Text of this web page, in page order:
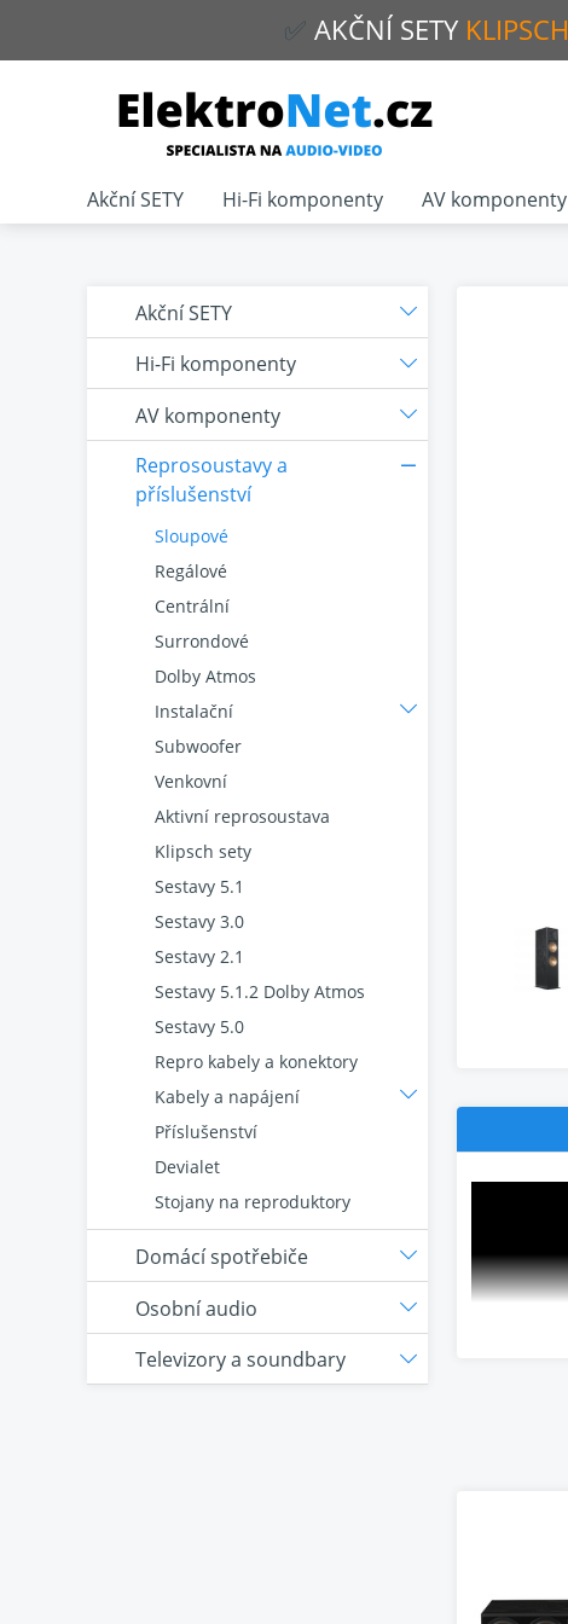
✅ AKČNÍ SETY KLIPSCH
Akční SETY
Hi-Fi komponenty
AV komponenty
Reprosoustavy a
příslušenství
Sloupové
Regálové
Centrální
Surrondové
Dolby Atmos
Instalační
Subwoofer
Venkovní
Aktivní reprosoustava
Klipsch sety
Sestavy 5.1
Sestavy 3.0
Sestavy 2.1
Sestavy 5.1.2 Dolby Atmos
Sestavy 5.0
Repro kabely a konektory
Kabely a napájení
Příslušenství
Devialet
Stojany na reproduktory
Domácí spotřebiče
Osobní audio
Televizory a soundbary
Akční SETY Hi-Fi komponenty AV komponenty